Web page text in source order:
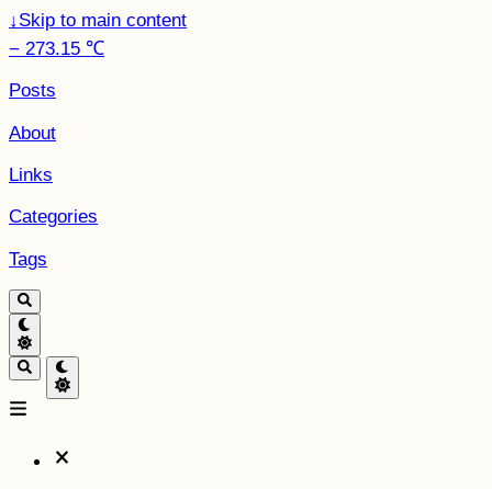
↓Skip to main content
− 273.15 ℃
Posts
About
Links
Categories
Tags